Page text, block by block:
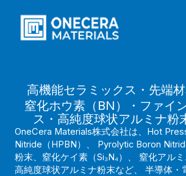
高機能セラミックス・先端
窒化ホウ素（BN）・ファイ
ス・高純度球状アルミナ粉
OneCera Materials株式会社は、Hot
Nitride（HPBN）、 Pyrolytic Boron
粉末、窒化ケイ素（Si₃N₄）、 窒化アルミ
高純度球状アルミナ粉末など、 半導体・